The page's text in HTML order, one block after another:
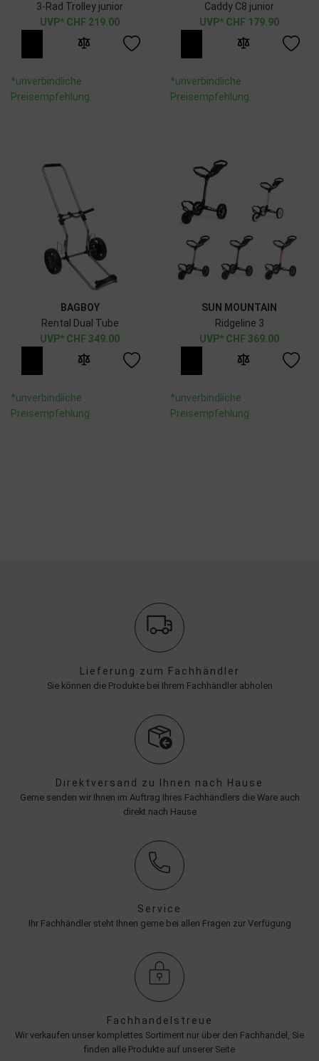
3-Rad Trolley junior
CHF 219.00
*unverbindliche
Preisempfehlung
Caddy C8 junior
CHF 179.90
*unverbindliche
Preisempfehlung
BAGBOY
Rental Dual Tube
CHF 349.00
*unverbindliche
Preisempfehlung
SUN MOUNTAIN
Ridgeline 3
CHF 369.00
*unverbindliche
Preisempfehlung
Lieferung zum Fachhändler
Sie können die Produkte bei Ihrem Fachhändler abholen
Direktversand zu Ihnen nach Hause
Gerne senden wir Ihnen im Auftrag Ihres Fachhändlers die Ware auch
direkt nach Hause
Service
Ihr Fachhändler steht Ihnen gerne bei allen Fragen zur Verfügung
Fachhandelstreue
Wir verkaufen unser komplettes Sortiment nur über den Fachhandel, Sie
finden alle Produkte auf unserer Seite